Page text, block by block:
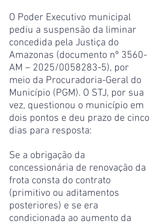
O Poder Executivo municipal
pediu a suspensão da liminar
concedida pela Justiça do
Amazonas (documento nº 3560-
AM – 2025/0058283-5), por
meio da Procuradoria-Geral do
Município (PGM). O STJ, por sua
vez, questionou o município em
dois pontos e deu prazo de cinco
dias para resposta:
Se a obrigação da
concessionária de renovação da
frota consta do contrato
(primitivo ou aditamentos
posteriores) e se era
condicionada ao aumento da